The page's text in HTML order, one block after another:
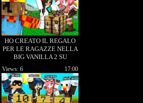
HO CREATO IL REGALO
PER LE RAGAZZE NELLA
BIG VANILLA 2 SU
MINECRAFT!
17:00
Views: 6